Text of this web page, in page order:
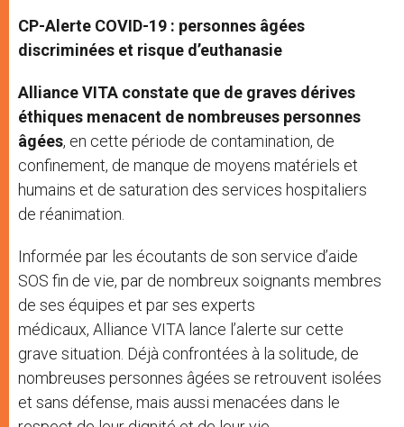
CP-Alerte COVID-19 : personnes âgées
discriminées et risque d’euthanasie
Alliance VITA constate que de graves dérives
éthiques menacent de nombreuses personnes
âgées, en cette période de contamination, de
confinement, de manque de moyens matériels et
humains et de saturation des services hospitaliers
de réanimation.
Informée par les écoutants de son service d’aide
SOS fin de vie, par de nombreux soignants membres
de ses équipes et par ses experts
médicaux, Alliance VITA lance l’alerte sur cette
grave situation. Déjà confrontées à la solitude, de
nombreuses personnes âgées se retrouvent isolées
et sans défense, mais aussi menacées dans le